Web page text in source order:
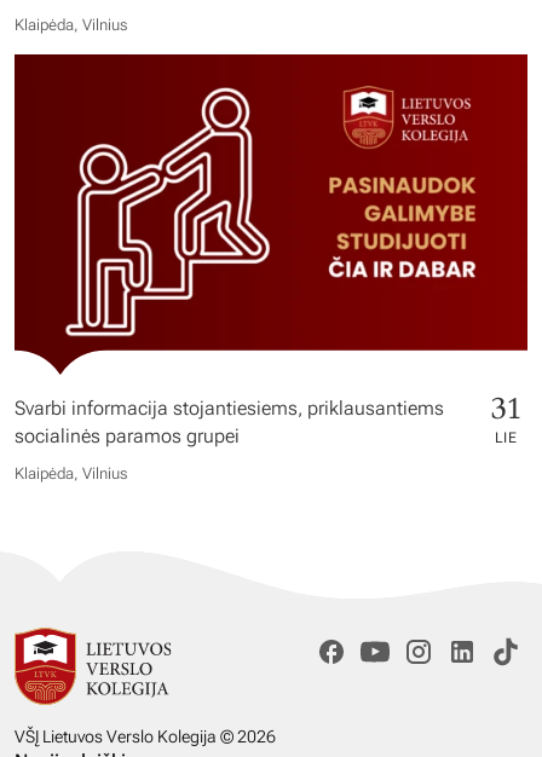
Klaipėda, Vilnius
Svarbi informacija stojantiesiems, priklausantiems
socialinės paramos grupei
31
LIE
Klaipėda, Vilnius
VŠĮ Lietuvos Verslo Kolegija © 2026